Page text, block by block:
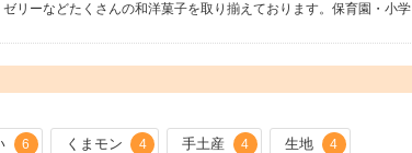
リーなどたくさんの和洋菓子を取り揃えております。保育園・小学
6 くまモン 4 手土産 4 生地 4